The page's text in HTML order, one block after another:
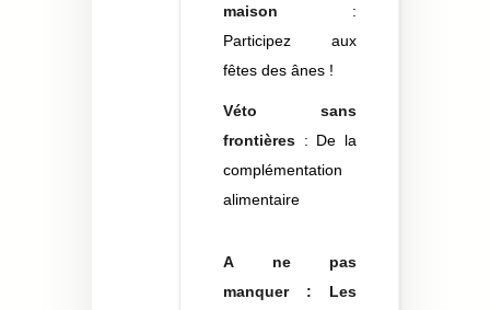
maison :
Participez aux
fêtes des ânes !
Véto sans
frontières : De la
complémentation
alimentaire
A ne pas
manquer : Les